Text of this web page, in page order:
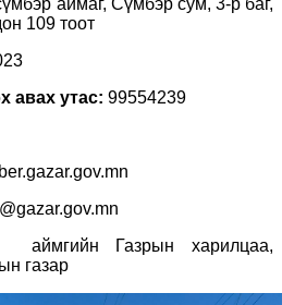
109 тоот
авах утас: 99554239
@gazar.gov.mn
аймгийн Газрын харилцаа,
газар